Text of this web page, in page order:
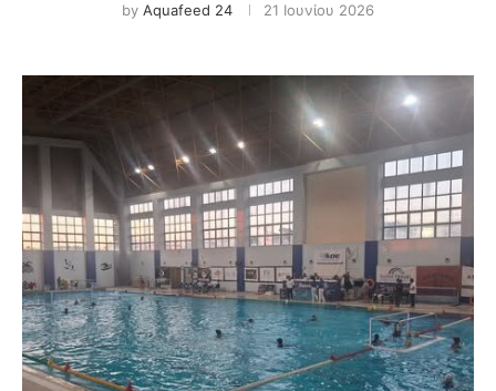
by Aquafeed 24 21 Ιουνίου 2026